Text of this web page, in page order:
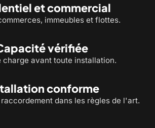
et commercial
immeubles et flottes.
vérifiée
charge avant toute installation.
conforme
dans les règles de l'art.